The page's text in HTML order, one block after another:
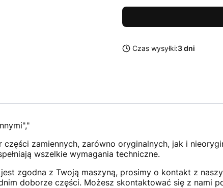
Czas wysyłki:3 dni
zamiennych, zarówno oryginalnych, jak i
wszelkie wymagania techniczne.
zgodna z Twoją maszyną, prosimy o kontakt z
doborze części. Możesz skontaktować się z nami